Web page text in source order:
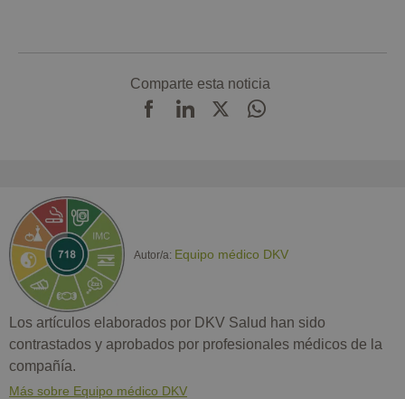
Comparte esta noticia
Autor/a: Equipo médico DKV
Los artículos elaborados por DKV Salud han sido
contrastados y aprobados por profesionales médicos de la
compañía.
Más sobre Equipo médico DKV